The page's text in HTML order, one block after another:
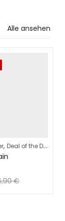
Alle ansehen
, Deal of the Day
€